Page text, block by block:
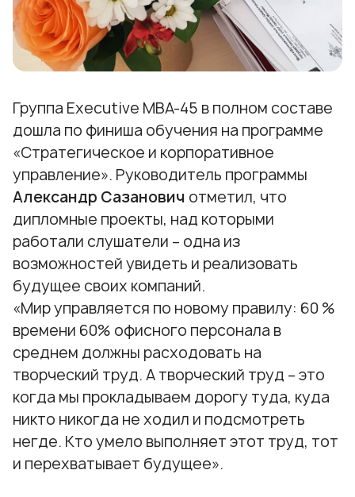
Группа Executive MBA-45 в полном составе
дошла по финиша обучения на программе
«Стратегическое и корпоративное
управление». Руководитель программы
Александр Сазанович отметил, что
дипломные проекты, над которыми
работали слушатели – одна из
возможностей увидеть и реализовать
будущее своих компаний.
«Мир управляется по новому правилу: 60 %
времени 60% офисного персонала в
среднем должны расходовать на
творческий труд. А творческий труд – это
когда мы прокладываем дорогу туда, куда
никто никогда не ходил и подсмотреть
негде. Кто умело выполняет этот труд, тот
и перехватывает будущее».